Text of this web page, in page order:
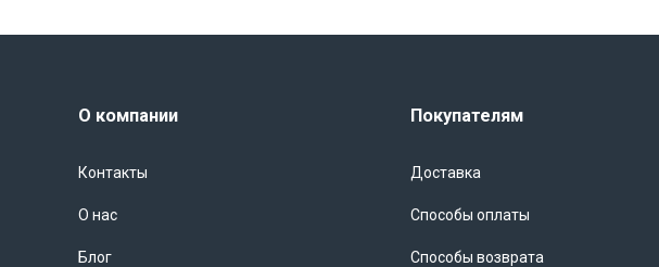
О компании
Контакты
О нас
Блог
Покупателям
Доставка
Способы оплаты
Способы возврата